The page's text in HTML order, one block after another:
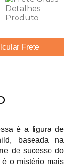
é a figura de
baseada na
de sucesso do
o mistério mais